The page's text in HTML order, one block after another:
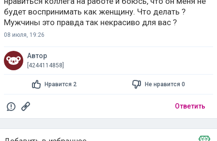
будет воспринимать как женщину. Что делать ?
Мужчины это правда так некрасиво для вас ?
08 июля, 19:26
Автор
[4244114858]
Нравится 2 Не нравится 0
Ответить